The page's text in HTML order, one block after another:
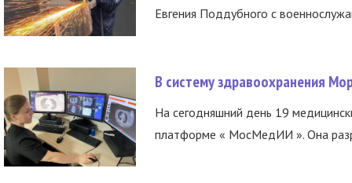
Евгения Поддубного с
В систему здравоохранения
На сегодняшний день 19
платформе « МосМедИИ ». Она